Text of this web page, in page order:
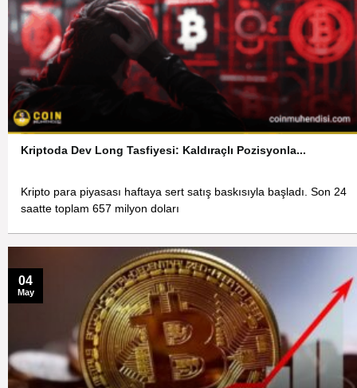
Kriptoda Dev Long Tasfiyesi: Kaldıraçlı Pozisyonla...
Kripto para piyasası haftaya sert satış baskısıyla başladı. Son 24
saatte toplam 657 milyon doları
04
May